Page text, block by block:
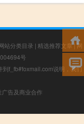
站分类目录 | 精选推荐文章|网
号
到f_fb#foxmail.com说明，我们
告及商业合作